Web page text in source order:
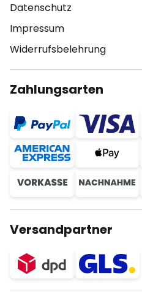
Datenschutz
Impressum
Widerrufsbelehrung
Zahlungsarten
Versandpartner